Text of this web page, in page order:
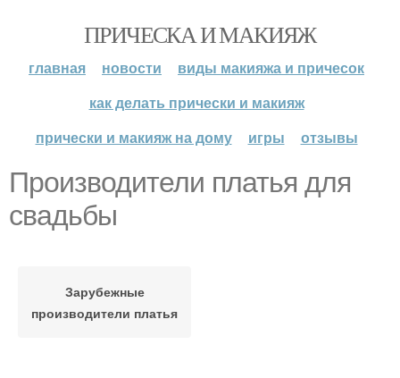
ПРИЧЕСКА И МАКИЯЖ
главная новости
виды макияжа и причесок
как делать прически и макияж
прически и макияж на дому
игры отзывы
Производители платья для
свадьбы
Зарубежные
производители платья